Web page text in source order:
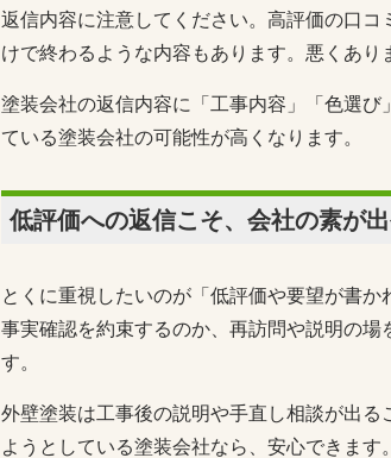
返信内容に注意してください。高評価の口
けで終わるような内容もあります。悪くあり
塗装会社の返信内容に「工事内容」「色選
ている塗装会社の可能性が高くなります。
低評価への返信こそ、会社の素が
とくに重視したいのが「低評価や要望が書か
事実確認を約束するのか、再訪問や説明の
す。
外壁塗装は工事後の説明や手直し相談が出
ようとしている塗装会社なら、安心できます。